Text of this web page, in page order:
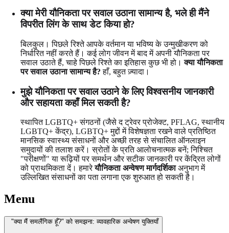
क्या मेरी यौनिकता पर सवाल उठाना सामान्य है, भले ही मैंने
विपरीत लिंग के साथ डेट किया हो?
बिलकुल। पिछले रिश्ते आपके वर्तमान या भविष्य के उन्मुखीकरण को
निर्धारित नहीं करते हैं। कई लोग जीवन में बाद में अपनी यौनिकता पर
सवाल उठाते हैं, चाहे पिछले रिश्ते का इतिहास कुछ भी हो।क्या यौनिकता
पर सवाल उठाना सामान्य है? हाँ, बहुत ज़्यादा।
मुझे यौनिकता पर सवाल उठाने के लिए विश्वसनीय जानकारी
और सहायता कहाँ मिल सकती है?
स्थापित LGBTQ+ संगठनों (जैसे द ट्रेवर प्रोजेक्ट, PFLAG, स्थानीय
LGBTQ+ केंद्र), LGBTQ+ मुद्दों में विशेषज्ञता रखने वाले प्रतिष्ठित
मानसिक स्वास्थ्य संसाधनों और अच्छी तरह से संचालित ऑनलाइन
समुदायों की तलाश करें। स्रोतों के प्रति आलोचनात्मक बनें; निश्चित
"परीक्षणों" या रूढ़ियों पर समर्थन और सटीक जानकारी पर केंद्रित लोगों
को प्राथमिकता दें। हमारेयौनिकता अन्वेषण मार्गदर्शिकाअनुभाग में
उल्लिखित संसाधनों का पता लगाना एक शुरुआत हो सकती है।
Menu
"क्या मैं समलैंगिक हूँ?" को समझना: व्यावहारिक अन्वेषण युक्तियाँ